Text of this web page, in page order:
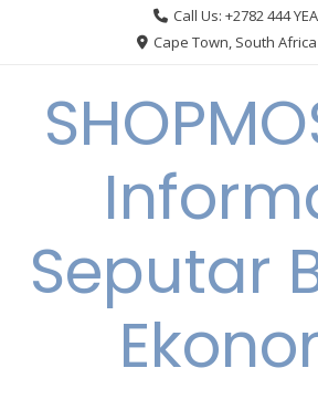
Call Us: +2782 444
Cape Town, South Africa
Seputar